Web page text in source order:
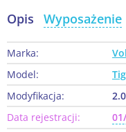
Opis Wyposażenie
Marka:
Model:
Modyfikacja:
Data rejestracji: